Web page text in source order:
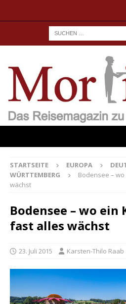
STARTSEITE EUROPA
WÜRTTEMBERG
Bodensee –
wächst
Bodensee – wo ein
fast alles wächst
23. Juli 2015 Karsten-Thilo Raab